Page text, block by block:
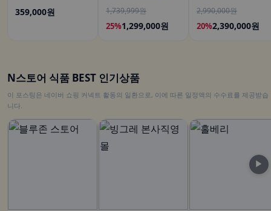
R640N
359,000원 1,739,999원
25%1,299,000원
TV
2,990,000원
20%2,390,000원
N스토어 식품 BEST 인기상품
이 포스팅은 네이버 쇼핑 커넥트 활동의 일환으로, 이에 따른 일정액의 수수료를 제공받습
니다.
▶